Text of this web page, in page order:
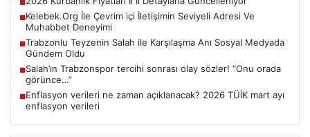
■
■Kelebek.Org İle Çevrim içi İletişimin Seviyeli Adresi Ve
Muhabbet Deneyimi
■Trabzonlu Teyzenin Salah ile Karşılaşma Anı Sosyal Medyada
Gündem Oldu
■Salah’ın Trabzonspor tercihi sonrası olay sözler! “Onu orada
görünce…”
■Enflasyon verileri ne zaman açıklanacak? 2026 TÜİK mart ayı
enflasyon verileri